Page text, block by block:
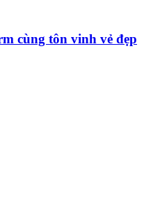
cùng tôn vinh vẻ đẹp